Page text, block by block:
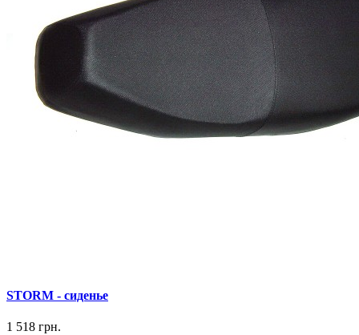
STORM - сиденье
1 518 грн.